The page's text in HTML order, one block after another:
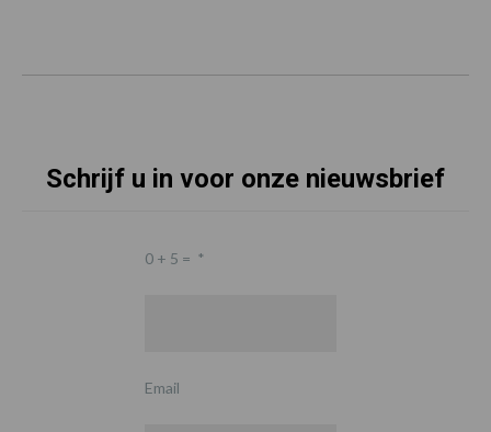
Schrijf u in voor onze nieuwsbrief
0 + 5 = *
Email